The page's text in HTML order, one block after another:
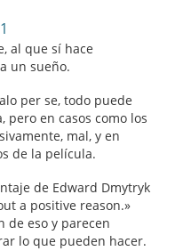
al que sí hace
un sueño.
per se, todo puede
pero en casos como los
mal, y en
de la película.
de Edward Dmytryk
a positive reason.»
de eso y parecen
lo que pueden hacer.